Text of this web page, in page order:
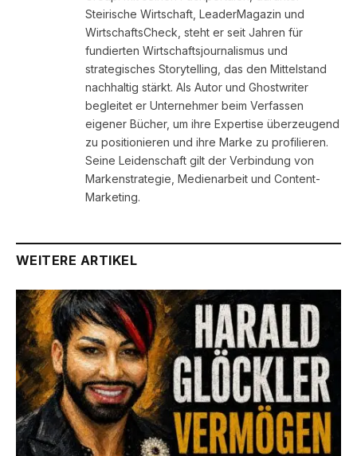
Steirische Wirtschaft, LeaderMagazin und
WirtschaftsCheck, steht er seit Jahren für
fundierten Wirtschaftsjournalismus und
strategisches Storytelling, das den Mittelstand
nachhaltig stärkt. Als Autor und Ghostwriter
begleitet er Unternehmer beim Verfassen
eigener Bücher, um ihre Expertise überzeugend
zu positionieren und ihre Marke zu profilieren.
Seine Leidenschaft gilt der Verbindung von
Markenstrategie, Medienarbeit und Content-
Marketing.
WEITERE ARTIKEL